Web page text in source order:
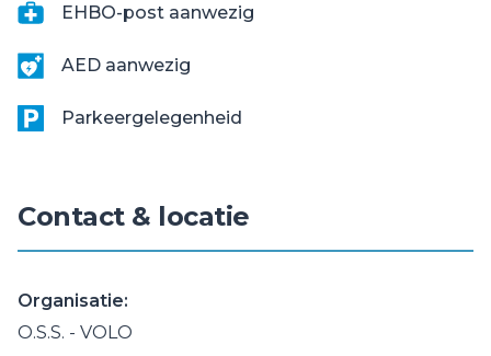
EHBO-post aanwezig
AED aanwezig
Parkeergelegenheid
Contact & locatie
Organisatie:
O.S.S. - VOLO